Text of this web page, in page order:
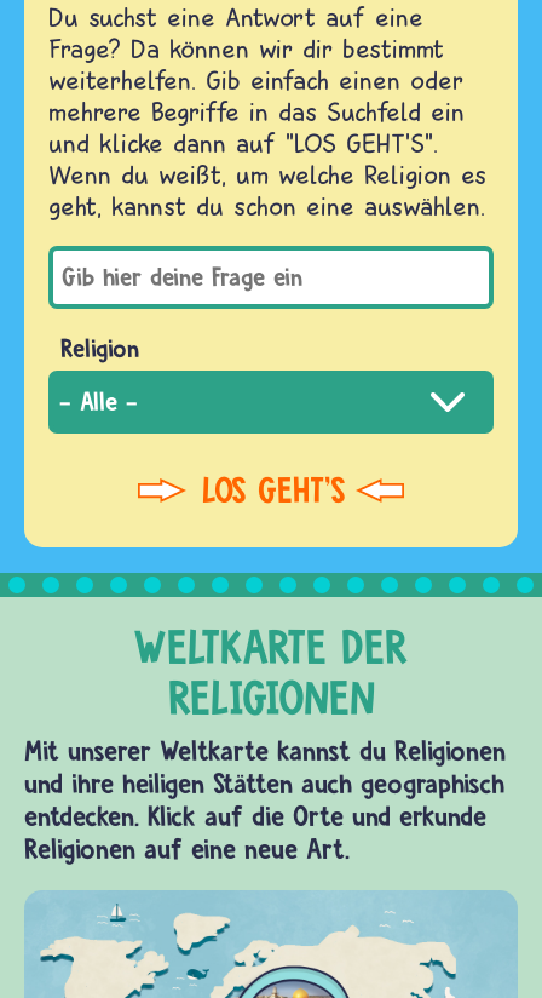
Du suchst eine Antwort auf eine
Frage? Da können wir dir bestimmt
weiterhelfen. Gib einfach einen oder
mehrere Begriffe in das Suchfeld ein
und klicke dann auf "LOS GEHT'S".
Wenn du weißt, um welche Religion es
geht, kannst du schon eine auswählen.
Religion
Mit unserer Weltkarte kannst du Religionen
und ihre heiligen Stätten auch geographisch
entdecken. Klick auf die Orte und erkunde
Religionen auf eine neue Art.